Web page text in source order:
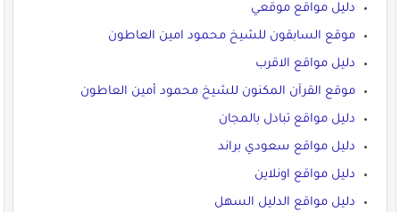
دليل مواقع موقعي
موقع السابقون للشيخ محمود امين العاطون
دليل مواقع الاقرب
موقع القرآن المكنون للشيخ محمود أمين العاطون
دليل مواقع تبادل بالمجان
دليل مواقع سعودي براند
دليل مواقع اونلاين
دليل مواقع الدليل السهل